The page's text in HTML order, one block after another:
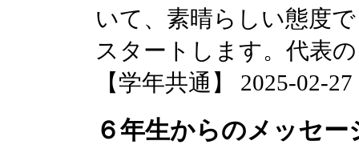
いて、素晴らしい態度
スタートします。代表
【学年共通】 2025-02-
６年生からのメッセー